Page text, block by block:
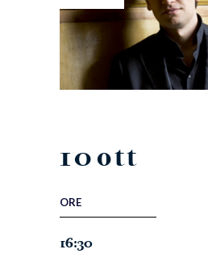
10ott
ORE
16:30